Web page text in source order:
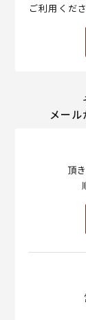
ご利用くだ
メール
頂